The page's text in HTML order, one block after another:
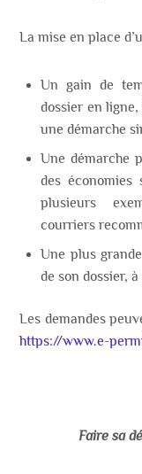
La mise en place
Un gain de
dossier en
une démarche
Une démarche
des économies
plusieurs
courriers
Une plus
de son dossier,
Les demandes
https://www.e-
Faire sa